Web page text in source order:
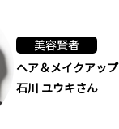
美容賢者
ヘア＆メイクアッ
石川 ユウキさん